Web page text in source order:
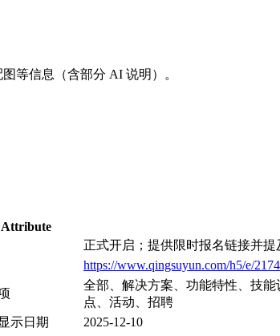
等信息（含部分 AI 说明）。
Attribute
正式开启；提供限时报名链接并
https://www.qingsuyun.com/h5/e/
全部、解决方案、功能特性、技
点、活动、招聘
示日期 2025-12-10